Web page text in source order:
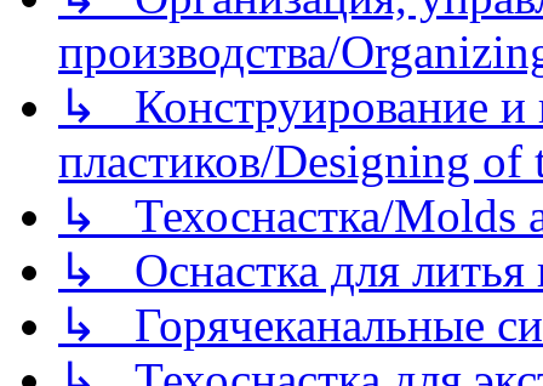
производства/
↳ Конструирование и
пластиков/Designing of
↳ Техоснастка/Molds
↳ Оснастка для литья
↳ Горячеканальные